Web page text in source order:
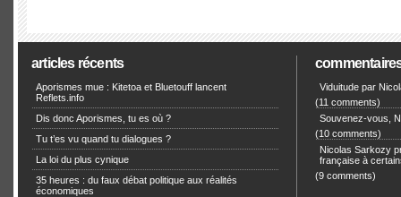
articles récents
Aporismes mue : Kitetoa et Bluetouff lancent
Reflets.info
Dis donc Aporismes, tu es où ?
Tu t’es vu quand tu dialogues ?
La loi du plus cynique
35 heures : du faux débat politique aux réalités
économiques
Viduitude par
(11 comments)
Souvenez-vous,
(10 comments)
Nicolas Sarkozy
française à
(9 comments)